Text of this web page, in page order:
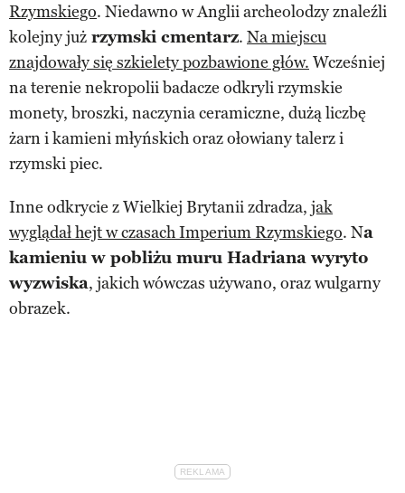
Rzymskiego. Niedawno w Anglii archeolodzy znaleźli
kolejny już rzymski cmentarz. Na miejscu
znajdowały się szkielety pozbawione głów. Wcześniej
na terenie nekropolii badacze odkryli rzymskie
monety, broszki, naczynia ceramiczne, dużą liczbę
żarn i kamieni młyńskich oraz ołowiany talerz i
rzymski piec.
Inne odkrycie z Wielkiej Brytanii zdradza, jak
wyglądał hejt w czasach Imperium Rzymskiego. Na
kamieniu w pobliżu muru Hadriana wyryto
wyzwiska, jakich wówczas używano, oraz wulgarny
obrazek.